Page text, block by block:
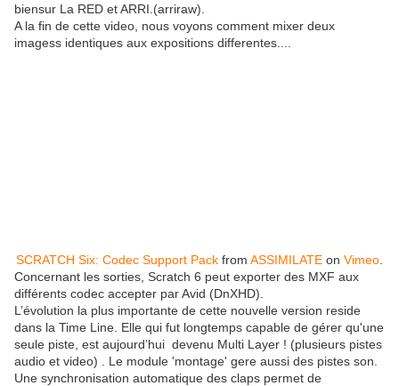
biensur La RED et ARRI.(arriraw).
A la fin de cette video, nous voyons comment mixer deux
imagess identiques aux expositions differentes....
SCRATCH Six: Codec Support Pack from ASSIMILATE on Vimeo
Concernant les sorties, Scratch 6 peut exporter des MXF aux
différents codec accepter par Avid (DnXHD).
L’évolution la plus importante de cette nouvelle version reside
dans la Time Line. Elle qui fut longtemps capable de gérer qu'une
seule piste, est aujourd’hui devenu Multi Layer ! (plusieurs pistes
audio et video) . Le module 'montage' gere aussi des pistes son.
Une synchronisation automatique des claps permet de